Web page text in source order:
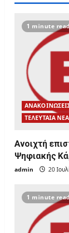
1 minute
ΤΕΛΕΥΤΑΙΑ ΝΕΑ
Ανοιχτή
Ψηφιακής
admin 20
1 minute